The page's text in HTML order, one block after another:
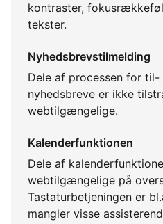
kontraster,
tekster.
Nyhedsbrevstilmelding
Dele af processen for
nyhedsbreve er ikke
webtilgængelige.
Kalenderfunktionen
Dele af
webtilgængelige på
Tastaturbetjeningen er
mangler visse